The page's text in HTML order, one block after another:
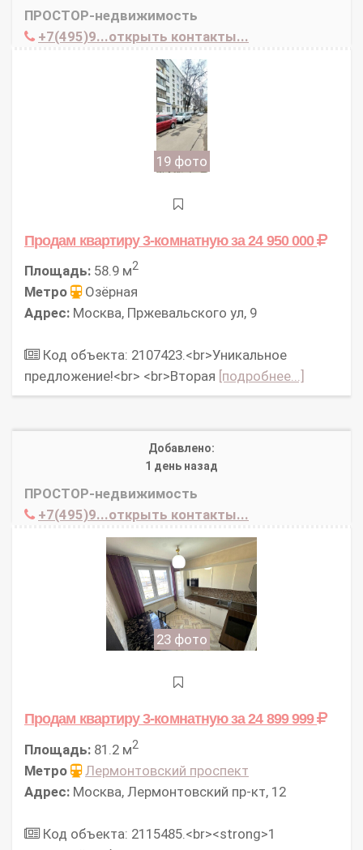
ПРОСТОР-недвижимость
+7(495)9...открыть контакты...
19 фото
Продам квартиру 3-комнатнуюза 24 950 000
Площадь: 58.9 м2
Метро
Озёрная
Адрес: Москва, Пржевальского ул, 9
Код объекта: 2107423.<br>Уникальное
предложение!<br> <br>Вторая [подробнее...]
Добавлено:
1 день назад
ПРОСТОР-недвижимость
+7(495)9...открыть контакты...
23 фото
Продам квартиру 3-комнатнуюза 24 899 999
Площадь: 81.2 м2
Метро
Лермонтовский проспект
Адрес: Москва, Лермонтовский пр-кт, 12
Код объекта: 2115485.<br><strong>1